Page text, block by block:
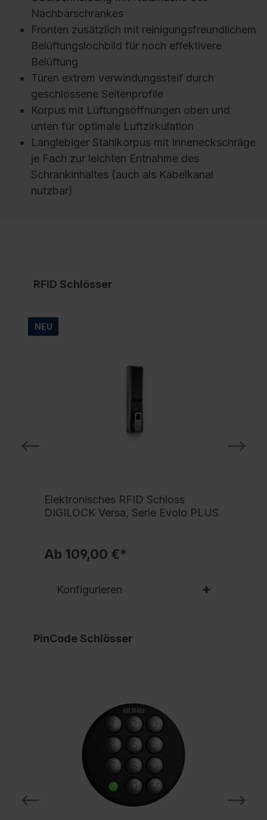
Nachbarschrankes
Fronten zusätzlich mit reinigungsfreundlichem
Belüftungslochbild für noch effektivere
Belüftung
Türen extrem verwindungssteif durch
geschlossene Seitenprofile
Korpus mit Lüftungsöffnungen oben und
unten für optimale Luftzirkulation
Langlebiger Stahlkorpus mit Inneneckschräge
je Fach zur leichten Entnahme des
Schrankinhaltes (auch als Kabelkanal
nutzbar)
RFID Schlösser
NEU
Elektronisches RFID Schloss
DIGILOCK Versa, Serie Evolo PLUS
Ab 109,00 €*
Konfigurieren
PinCode Schlösser